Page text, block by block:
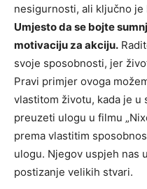
nesigurnosti, ali ključno je
Umjesto da se bojte
motivaciju za akciju.
svoje sposobnosti, jer
Pravi primjer ovoga
vlastitom životu, kada je u
preuzeti ulogu u filmu
prema vlastitim
ulogu. Njegov uspjeh nas
postizanje velikih stvari.